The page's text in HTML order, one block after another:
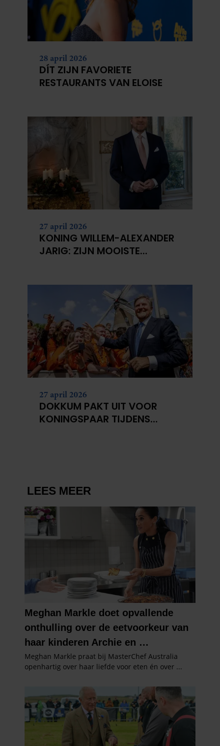
partners kunnen deze gegevens combineren met andere
informatie die u aan ze heeft verstrekt of die ze hebben
verzameld op basis van uw gebruik van hun services. U
gebruiken.28 april 2026
DÍT ZIJN FAVORIETE
RESTAURANTS VAN ELOISE
27 april 2026
KONING WILLEM-ALEXANDER
JARIG: ZIJN MOOISTE
27 april 2026
DOKKUM PAKT UIT VOOR
KONINGSPAAR TIJDENS